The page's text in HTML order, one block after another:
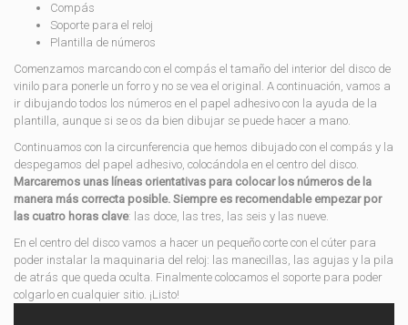
Compás
Soporte para el reloj
Plantilla de números
Comenzamos marcando con el compás el tamaño del interior del disco de
vinilo para ponerle un forro y no se vea el original. A continuación, vamos a
ir dibujando todos los números en el papel adhesivo con la ayuda de la
plantilla, aunque si se os da bien dibujar se puede hacer a mano.
Continuamos con la circunferencia que hemos dibujado con el compás y la
despegamos del papel adhesivo, colocándola en el centro del disco.
Marcaremos unas líneas orientativas para colocar los números de la
manera más correcta posible. Siempre es recomendable empezar por
las cuatro horas clave: las doce, las tres, las seis y las nueve.
En el centro del disco vamos a hacer un pequeño corte con el cúter para
poder instalar la maquinaria del reloj: las manecillas, las agujas y la pila
de atrás que queda oculta. Finalmente colocamos el soporte para poder
colgarlo en cualquier sitio. ¡Listo!